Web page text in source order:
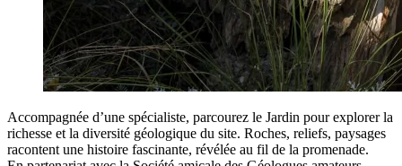
Accompagnée d’une spécialiste, parcourez le Jardin pour explorer la
richesse et la diversité géologique du site. Roches, reliefs, paysages
racontent une histoire fascinante, révélée au fil de la promenade.